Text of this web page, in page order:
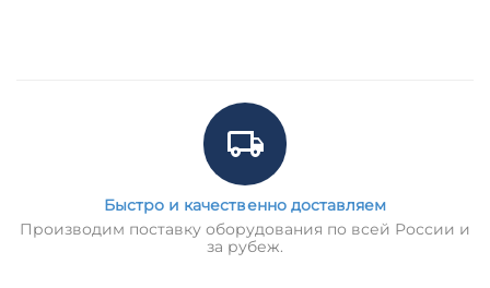
Быстро и качественно доставляем
Производим поставку оборудования по всей России и
за рубеж.